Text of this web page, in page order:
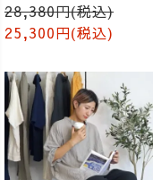
28,380円(税込)
25,300円(税込)